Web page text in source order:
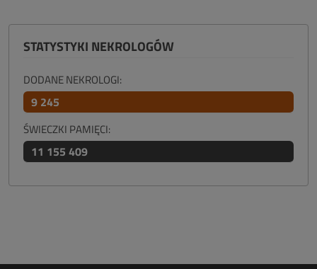
STATYSTYKI NEKROLOGÓW
DODANE NEKROLOGI:
9 245
ŚWIECZKI PAMIĘCI:
11 155 409